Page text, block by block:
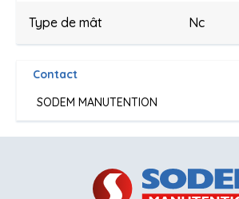
Type de mât Nc
Contact
SODEM MANUTENTION